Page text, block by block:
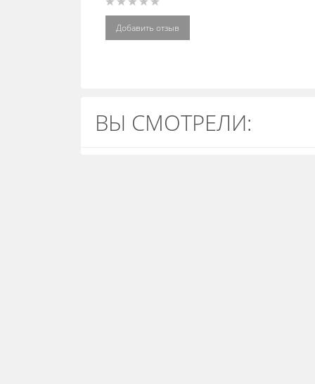
Добавить отзыв
ВЫ СМОТРЕЛИ: